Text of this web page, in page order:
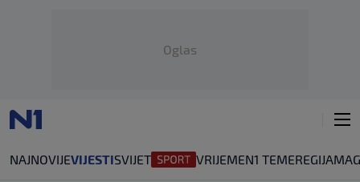
Oglas
NAJNOVIJEVIJESTISVIJET VRIJEMEN1 TEMEREGIJA